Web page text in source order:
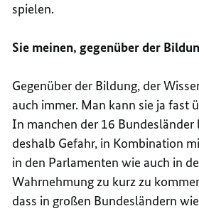
spielen.
Sie meinen, gegenüber der
Gegenüber der Bildung, der
auch immer. Man kann sie ja fast
In manchen der 16
deshalb Gefahr, in Kombination
in den Parlamenten wie auch in
Wahrnehmung zu kurz zu
dass in großen Bundesländern